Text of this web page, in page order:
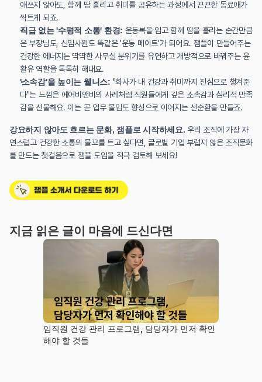
애쓰지 않아도, 함께 땀 흘리고 취미를 공유하는 과정에서 끈끈한 동료애가
싹트게 되죠.
직급 없는 '수평적 소통' 환경: 운동복을 입고 함께 땀을 흘리는 순간만큼
은 부장님도, 신입사원도 똑같은 '운동 메이트'가 되어요. 잼플이 만들어주는
건강한 에너지는 딱딱한 사무실 분위기를 유연하고 개방적으로 바꿔주는 윤
활유 역할을 톡톡히 해내요.
'소속감'을 높이는 웰니스: "회사가 내 건강과 취미까지 진심으로 챙겨준
다"는 느낌은 에어비앤비의 사례처럼 직원들에게 깊은 소속감과 심리적 만족
감을 선물해요. 이는 곧 업무 몰입도 향상으로 이어지는 선순환을 만들죠.
강요하지 않아도 흐르는 문화, 잼플로 시작하세요. 우리 조직에 가장 자
연스럽고 건강한 소통의 물꼬를 트고 싶다면, 글로벌 기업 부럽지 않은 조직문화
를 만드는 첫걸음으로 잼플 도입을 적극 검토해 보세요!
지금 읽은 글이 마음에 드신다면
임직원 건강 관리 프로그램, 담당자가 먼저 확인
해야 할 것들